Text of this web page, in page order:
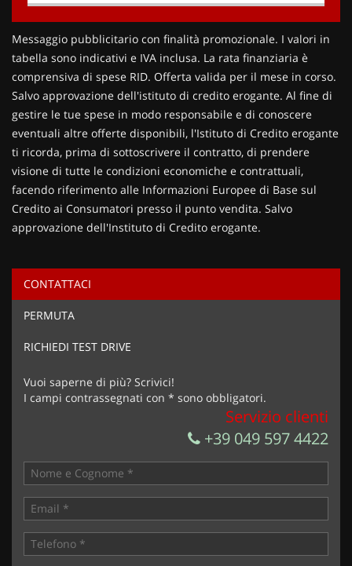
Contattaci
Ho letto e accettol'informativa privacy*
Acconsento al trattamento dei miei dati per finalità di
Invia la tua richiesta
Messaggio pubblicitario con finalità promozionale. I valori in
tabella sono indicativi e IVA inclusa. La rata finanziaria è
comprensiva di spese RID. Offerta valida per il mese in corso.
Salvo approvazione dell'istituto di credito erogante. Al fine di
gestire le tue spese in modo responsabile e di conoscere
eventuali altre offerte disponibili, l'Istituto di Credito erogante
ti ricorda, prima di sottoscrivere il contratto, di prendere
visione di tutte le condizioni economiche e contrattuali,
facendo riferimento alle Informazioni Europee di Base sul
Credito ai Consumatori presso il punto vendita. Salvo
approvazione dell'Instituto di Credito erogante.
CONTATTACI
PERMUTA
RICHIEDI TEST DRIVE
Vuoi saperne di più? Scrivici!
I campi contrassegnati con * sono obbligatori.
Servizio clienti
+39 049 597 4422